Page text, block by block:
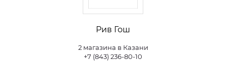
Рив Гош
2 магазина в Казани
+7 (843) 236-80-10